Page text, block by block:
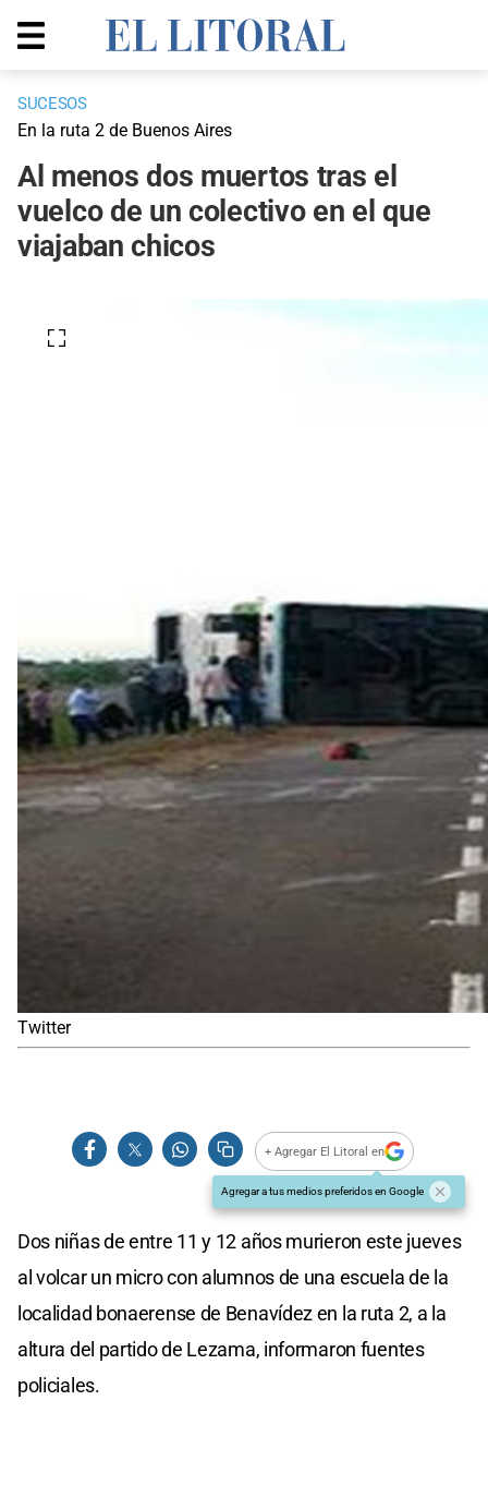
SUCESOS
En la ruta 2 de Buenos Aires
Al menos dos muertos tras el
vuelco de un colectivo en el que
viajaban chicos
Twitter
+ Agregar El Litoral en
Agregar a tus medios preferidos en Google
Dos niñas de entre 11 y 12 años murieron este jueves
al volcar un micro con alumnos de una escuela de la
localidad bonaerense de Benavídez en la ruta 2, a la
altura del partido de Lezama, informaron fuentes
policiales.